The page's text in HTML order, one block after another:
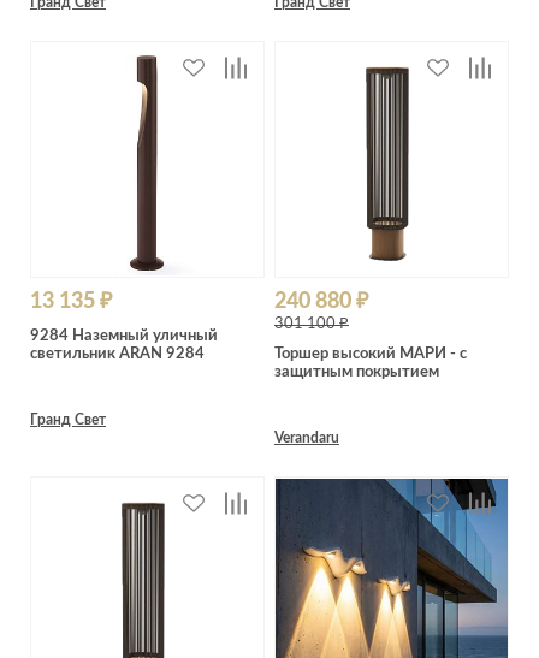
13 135 ₽
9284 Наземный уличный
светильник ARAN 9284
Гранд Свет
240 880 ₽
301 100 ₽
Торшер высокий МАРИ - с
защитным покрытием
Verandaru